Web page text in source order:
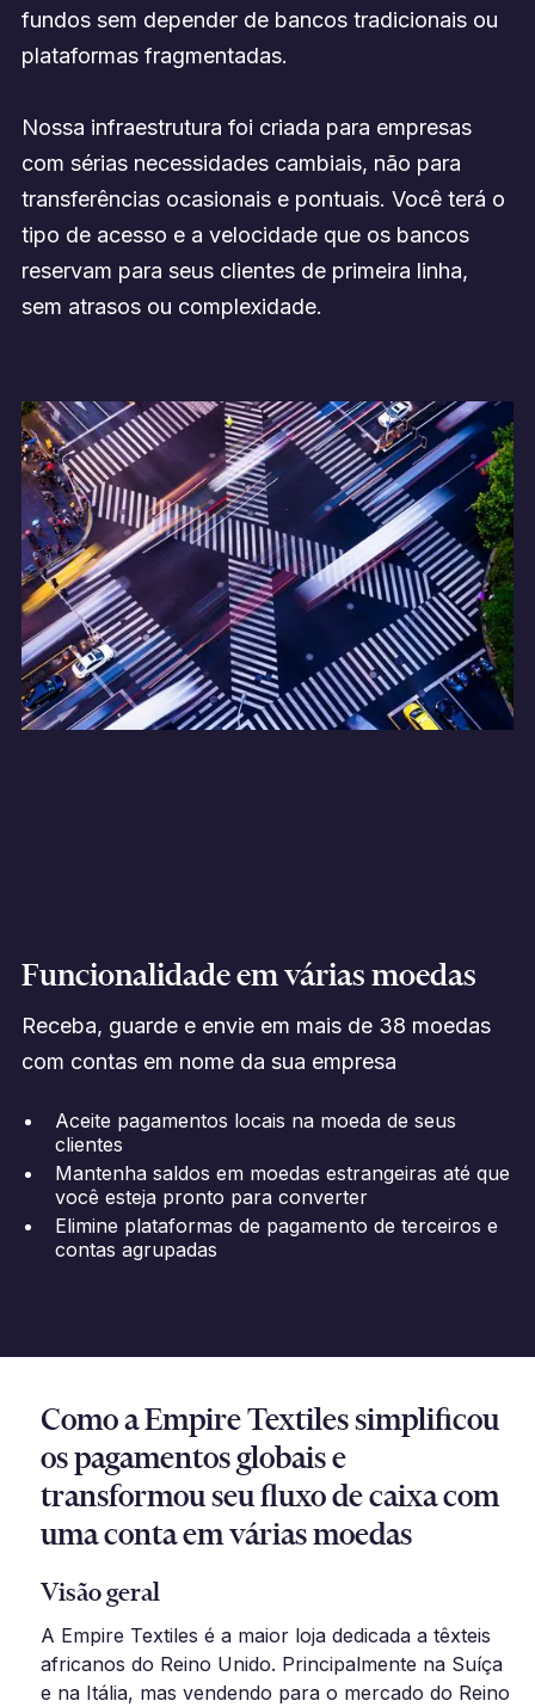
fundos sem depender de bancos tradicionais ou
plataformas fragmentadas.
Nossa infraestrutura foi criada para empresas
com sérias necessidades cambiais, não para
transferências ocasionais e pontuais. Você terá o
tipo de acesso e a velocidade que os bancos
reservam para seus clientes de primeira linha,
sem atrasos ou complexidade.
Funcionalidade em várias moedas
Receba, guarde e envie em mais de 38 moedas
com contas em nome da sua empresa
Aceite pagamentos locais na moeda de seus
clientes
Mantenha saldos em moedas estrangeiras até que
você esteja pronto para converter
Elimine plataformas de pagamento de terceiros e
contas agrupadas
Como a Empire Textiles simplificou
os pagamentos globais e
transformou seu fluxo de caixa com
uma conta em várias moedas
Visão geral
A Empire Textiles é a maior loja dedicada a têxteis
africanos do Reino Unido. Principalmente na Suíça
e na Itália, mas vendendo para o mercado do Reino